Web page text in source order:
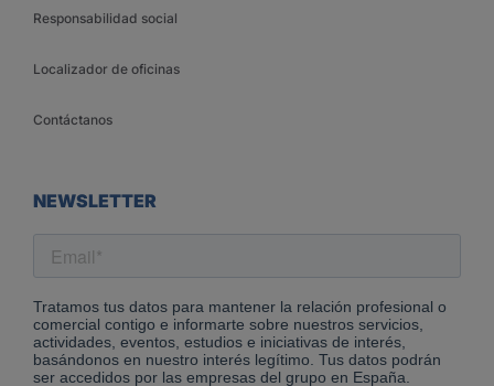
Responsabilidad social
Localizador de oficinas
Contáctanos
NEWSLETTER